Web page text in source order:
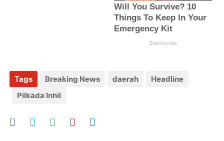
Tags Breaking News daerah
Headline
Pilkada Inhil